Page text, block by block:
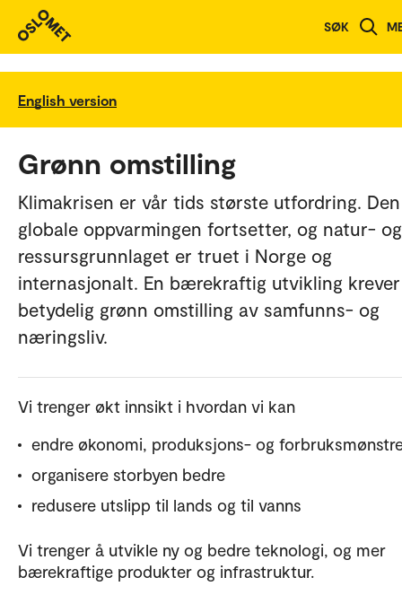
SØK
English version
Grønn omstilling
Klimakrisen er vår tids største utfordring. Den
globale oppvarmingen fortsetter, og natur- og
ressursgrunnlaget er truet i Norge og
internasjonalt. En bærekraftig utvikling
betydelig grønn omstilling av samfunns- og
næringsliv.
Vi trenger økt innsikt i hvordan vi kan
endre økonomi, produksjons- og
organisere storbyen bedre
redusere utslipp til lands og til vanns
Vi trenger å utvikle ny og bedre teknologi, og mer
bærekraftige produkter og infrastruktur.